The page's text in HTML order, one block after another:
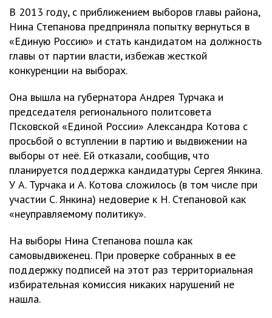
В 2013 году, с приближением выборов главы района,
Нина Степанова предприняла попытку вернуться в
«Единую Россию» и стать кандидатом на должность
главы от партии власти, избежав жесткой
конкуренции на выборах.
Она вышла на губернатора Андрея Турчака и
председателя регионального политсовета
Псковской «Единой России» Александра Котова с
просьбой о вступлении в партию и выдвижении на
выборы от неё. Ей отказали, сообщив, что
планируется поддержка кандидатуры Сергея Янкина.
У А. Турчака и А. Котова сложилось (в том числе при
участии С. Янкина) недоверие к Н. Степановой как
«неуправляемому политику».
На выборы Нина Степанова пошла как
самовыдвиженец. При проверке собранных в ее
поддержку подписей на этот раз территориальная
избирательная комиссия никаких нарушений не
нашла.